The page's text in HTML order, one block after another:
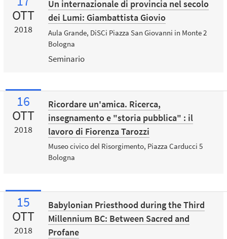
OTT
2018
Un internazionale di provincia nel secolo
dei Lumi: Giambattista Giovio
Aula Grande, DiSCi Piazza San Giovanni in Monte 2
Bologna
Seminario
16
OTT
2018
Ricordare un'amica. Ricerca,
insegnamento e "storia pubblica" : il
lavoro di Fiorenza Tarozzi
Museo civico del Risorgimento, Piazza Carducci 5
Bologna
15
OTT
2018
Babylonian Priesthood during the Third
Millennium BC: Between Sacred and
Profane